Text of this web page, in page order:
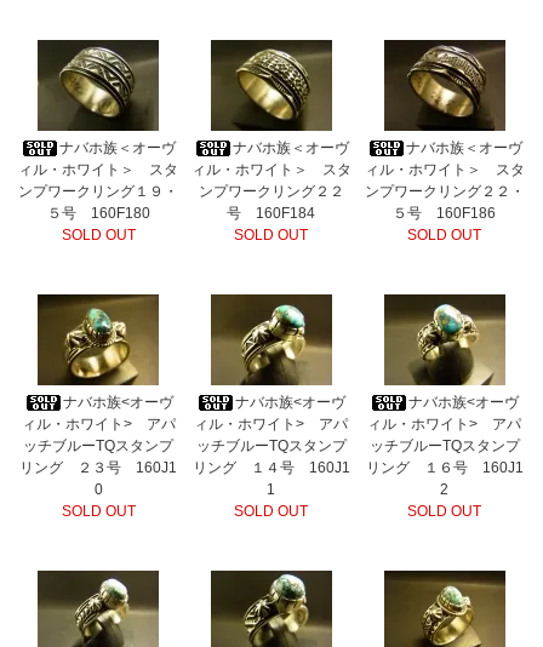
ナバホ族＜オーヴ
ィル・ホワイト＞ スタ
ンプワークリング１９・
５号 160F180
SOLD OUT
ナバホ族＜オーヴ
ィル・ホワイト＞ スタ
ンプワークリング２２
号 160F184
SOLD OUT
ナバホ族＜オーヴ
ィル・ホワイト＞ スタ
ンプワークリング２２・
５号 160F186
SOLD OUT
ナバホ族<オーヴ
ィル・ホワイト> アパ
ッチブルーTQスタンプ
リング ２３号 160J1
0
SOLD OUT
ナバホ族<オーヴ
ィル・ホワイト> アパ
ッチブルーTQスタンプ
リング １４号 160J1
1
SOLD OUT
ナバホ族<オーヴ
ィル・ホワイト> アパ
ッチブルーTQスタンプ
リング １６号 160J1
2
SOLD OUT